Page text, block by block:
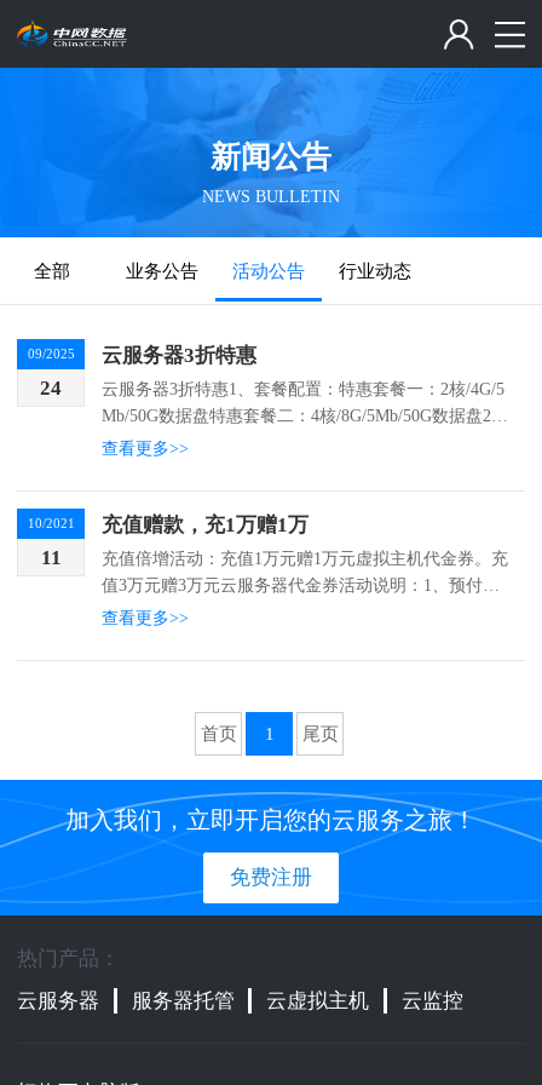
新闻公告
NEWS BULLETIN
全部 业务公告 活动公告 行业动态
09/2025
24
云服务器3折特惠
云服务器3折特惠1、套餐配置：特惠套餐一：2核/4G/5
Mb/50G数据盘特惠套餐二：4核/8G/5Mb/50G数据盘2、
购买流程：点击官网（WWW.ChinaCC.Net）注册为会
查看更多>>
10/2021
11
充值赠款，充1万赠1万
充值倍增活动：充值1万元赠1万元虚拟主机代金券。充
值3万元赠3万元云服务器代金券活动说明：1、预付款
及代金券需在1年内消费完毕（以订单开通时间）且预
于续...
查看更多>>
首页 1 尾页
加入我们，立即开启您的云服务之旅！
免费注册
热门产品：
云服务器
服务器托管 云虚拟主机 云监控